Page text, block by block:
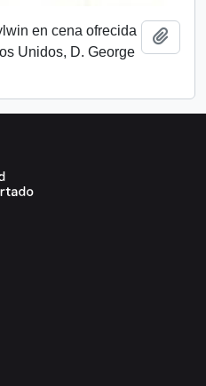
en cena ofrecida
Unidos, D. George